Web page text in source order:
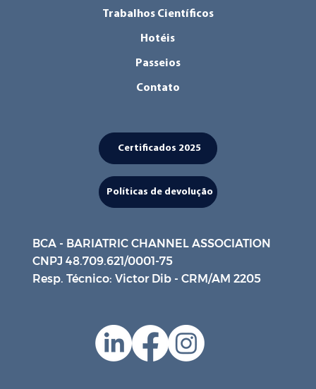
Trabalhos Científicos
Hotéis
Passeios
Contato
Políticas de devolução
Certificados 2025
BCA - BARIATRIC CHANNEL ASSOCIATION
CNPJ 48.709.621/0001-75
Resp. Técnico: Victor Dib - CRM/AM 2205